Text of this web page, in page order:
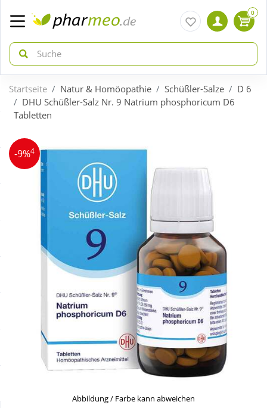
zurück
Aktuelle Coupons
Gratis dazu
Schnäppchen
Sparsets
zurück
Arzneimittel
Bio & Genuss
Körperpflege & Kosmetik
Liebe & Erotik
Mutter & Kind
0
Startseite Natur & Homöopathie Schüßler-Salze
D 6
DHU Schüßler-Salz Nr. 9 Natrium phosphoricum D6
Tabletten
-9%4
Abbildung / Farbe kann abweichen